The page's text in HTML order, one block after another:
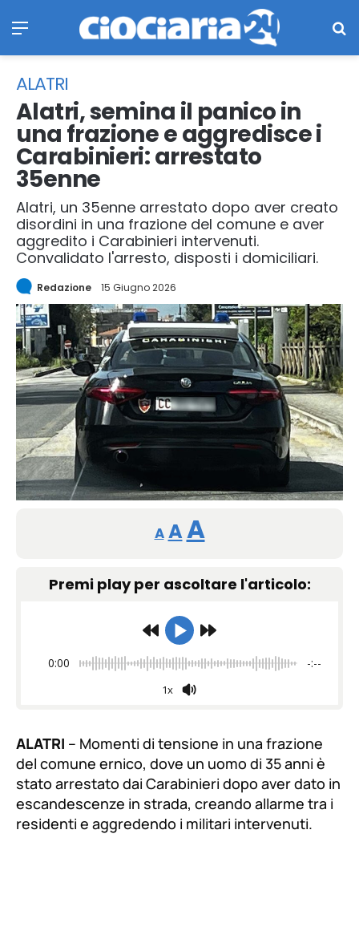
ALATRI
Alatri, semina il panico in
una frazione e aggredisce i
Carabinieri: arrestato
35enne
Alatri, un 35enne arrestato dopo aver creato
disordini in una frazione del comune e aver
aggredito i Carabinieri intervenuti.
Convalidato l'arresto, disposti i domiciliari.
Redazione 15 Giugno 2026
A
Reducir
tamaño
fuente.
A Restablecer
de
fuente
AAumentar
tamaño
fuente.
Premi play per ascoltare l'articolo:
0:00 -:--
1x
ALATRI – Momenti di tensione in una frazione
del comune ernico, dove un uomo di 35 anni è
stato arrestato dai Carabinieri dopo aver dato in
escandescenze in strada, creando allarme tra i
residenti e aggredendo i militari intervenuti.